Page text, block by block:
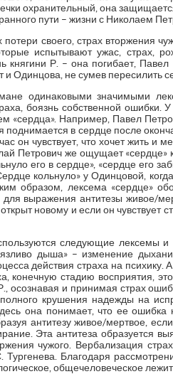
охранительный, она
пути – жизни с Николаем
своего, страх вторжения
испытывают ужас, страх,
Р. – она погибает,
и Одинцова, не сумев пересилить
одинаковыми значимыми
боязнь собственной ошибки.
«сердца». Например, Павел
в сердце после
он чувствует, что хочет жить и
Петрович же ощущает «сердце»
его в сердце», «сердце его
кольнуло» у Одинцовой,
образом, лексема «сердце»
выражения антитезы живое/
новому и если он чувствует
следующие лексемы и
дыша» – изменение
действия страха на
стадию восприятия,
осознавая и принимая страх
крушения надежды на
она понимает, что ее
антитезу живое/мертвое,
Эта антитеза образуется
чужого. Вербализация
Благодаря
общечеловеческое